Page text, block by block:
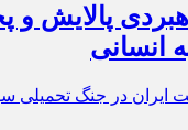
پالایش و
انسانی